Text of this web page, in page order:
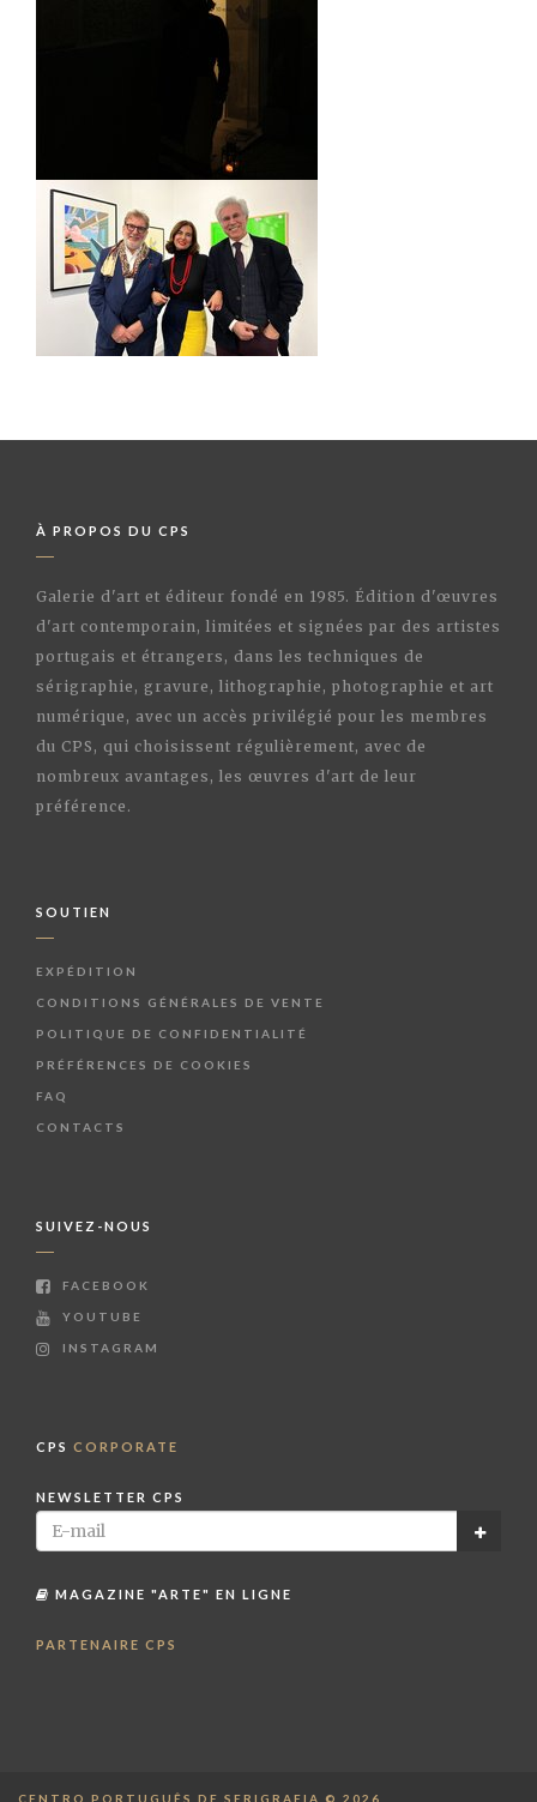
À PROPOS DU CPS
Galerie d'art et éditeur fondé en 1985. Édition d'œuvres
d'art contemporain, limitées et signées par des artistes
portugais et étrangers, dans les techniques de
sérigraphie, gravure, lithographie, photographie et art
numérique, avec un accès privilégié pour les membres
du CPS, qui choisissent régulièrement, avec de
nombreux avantages, les œuvres d'art de leur
préférence.
SOUTIEN
EXPÉDITION
CONDITIONS GÉNÉRALES DE VENTE
POLITIQUE DE CONFIDENTIALITÉ
PRÉFÉRENCES DE COOKIES
FAQ
CONTACTS
SUIVEZ-NOUS
FACEBOOK
YOUTUBE
INSTAGRAM
CPS CORPORATE
NEWSLETTER CPS
MAGAZINE "ARTE" EN LIGNE
PARTENAIRE CPS
CENTRO PORTUGUÊS DE SERIGRAFIA © 2026